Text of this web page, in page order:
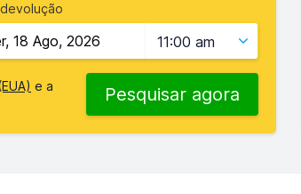
11:00 am
e a
Pesquisar agora